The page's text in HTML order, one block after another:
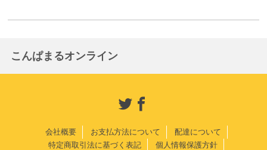
こんぱまるオンライン
会社概要 お支払方法について
配達について
特定商取引法に基づく表記
個人情報保護方針